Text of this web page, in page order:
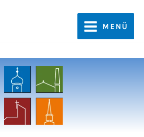
MENÜ